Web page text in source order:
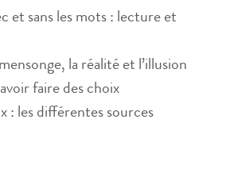
et sans les mots : lecture et
la réalité et l’illusion
faire des choix
: les différentes sources